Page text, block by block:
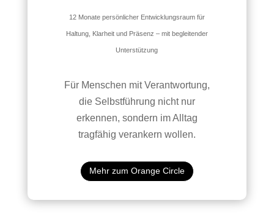
12 Monate persönlicher Entwicklungsraum für
Haltung, Klarheit und Präsenz – mit begleitender
Unterstützung
Für Menschen mit Verantwortung,
die Selbstführung nicht nur
erkennen, sondern im Alltag
tragfähig verankern wollen.
Mehr zum Orange Circle